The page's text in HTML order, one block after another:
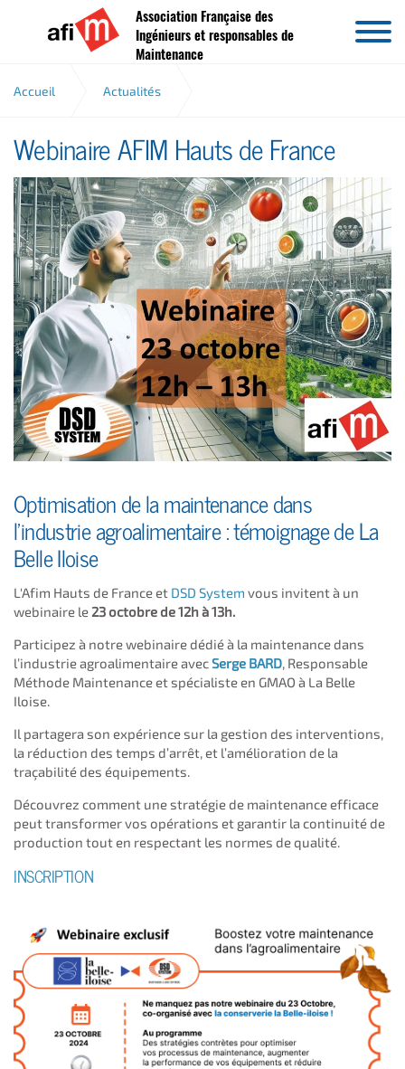
Aller au contenu
Association Française des
Ingénieurs et responsables de
Maintenance
Accueil Actualités
Webinaire AFIM Hauts de France
Webinaire AFIM Hauts de France
Optimisation de la maintenance dans
l'industrie agroalimentaire : témoignage de La
Belle Iloise
L'Afim Hauts de France et DSD System vous invitent à un
webinaire le 23 octobre de 12h à 13h.
Participez à notre webinaire dédié à la maintenance dans
l’industrie agroalimentaire avecSerge BARD , Responsable
Méthode Maintenance et spécialiste en GMAO à La Belle
Iloise.
Il partagera son expérience sur la gestion des interventions,
la réduction des temps d’arrêt, et l’amélioration de la
traçabilité des équipements.
Découvrez comment une stratégie de maintenance efficace
peut transformer vos opérations et garantir la continuité de
production tout en respectant les normes de qualité.
INSCRIPTION